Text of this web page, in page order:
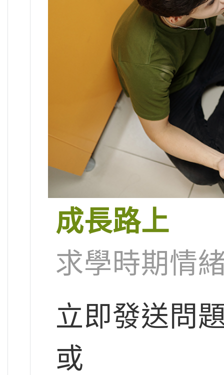
成長路上
求學時期情
立即發送問
或